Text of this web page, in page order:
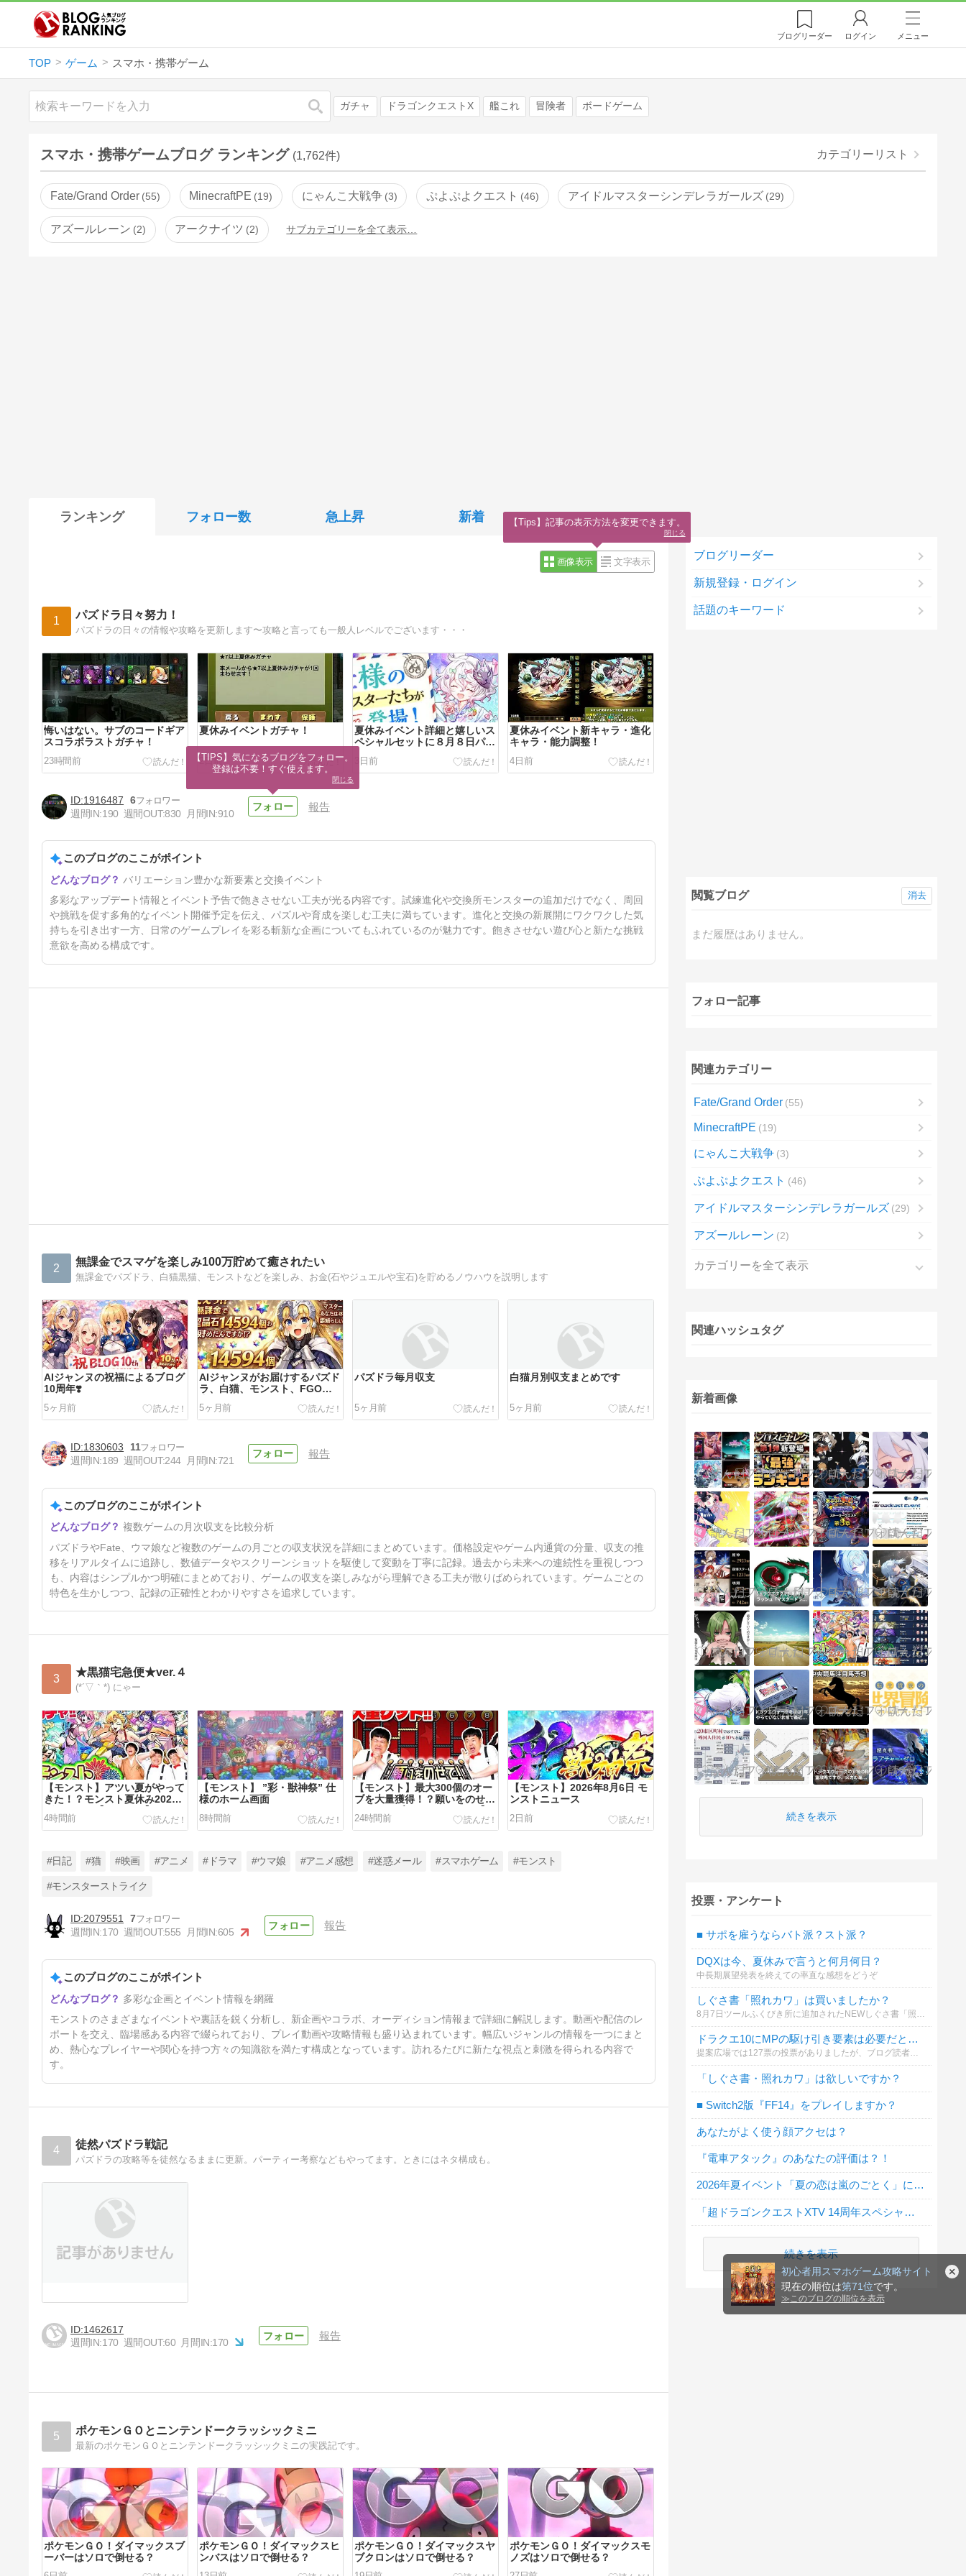
初心者用スマホゲーム攻略サイト
現在の順位は第71位です。
≫ このブログの順位を表示
ブログリーダー ログイン メニュー
TOP ゲーム スマホ・携帯ゲーム
検索 ガチャ ドラゴンクエストX 艦これ 冒険者 ボードゲーム
スマホ・携帯ゲームブログ ランキング (1,762件) カテゴリーリスト
Fate/Grand Order 55 MinecraftPE 19 にゃんこ大戦争 3 ぷよぷよクエスト 46 アイドルマスターシンデレラガールズ 29
アズールレーン 2 アークナイツ 2 サブカテゴリーを全て表示…
ランキング フォロー数 急上昇 新着
画像表示 文字表示
1 パズドラ日々努力！
パズドラの日々の情報や攻略を更新します〜攻略と言っても一般人レベルでございます・・・
悔いはない。サブのコードギア
スコラボラストガチャ！
23時間前
夏休みイベントガチャ！
2日前
夏休みイベント詳細と嬉しいス
ペシャルセットに８月８日パズ
3日前
夏休みイベント新キャラ・進化
キャラ・能力調整！
4日前
真夏の＋限界突破コロシアム！
最初にチャレンジしたの
5日前
1916487
6
週間IN:190 週間OUT:830 月間IN:910
報告
このブログのここがポイント
バリエーション豊かな新要素と交換イベント
多彩なアップデート情報とイベント予告で飽きさせない工夫が光る内容です。試練進化や交換所モンスターの追加だけでなく、周回
や挑戦を促す多角的なイベント開催予定を伝え、パズルや育成を楽しむ工夫に満ちています。進化と交換の新展開にワクワクした気
持ちを引き出す一方、日常のゲームプレイを彩る斬新な企画についてもふれているのが魅力です。飽きさせない遊び心と新たな挑戦
意欲を高める構成です。
2 無課金でスマゲを楽しみ100万貯めて癒されたい
無課金でパズドラ、白猫黒猫、モンストなどを楽しみ、お金(石やジュエルや宝石)を貯めるノウハウを説明します
AIジャンヌの祝福によるブログ
10周年❣️
5ヶ月前
AIジャンヌがお届けするパズド
ラ、白猫、モンスト、FGO収
5ヶ月前
パズドラ毎月収支
5ヶ月前
白猫月別収支まとめです
5ヶ月前
モンスト月別収支です
5ヶ月前
1830603
11
週間IN:189 週間OUT:244 月間IN:721
報告
このブログのここがポイント
複数ゲームの月次収支を比較分析
パズドラやFate、ウマ娘など複数のゲームの月ごとの収支状況を詳細にまとめています。価格設定やゲーム内通貨の分量、収支の推
移をリアルタイムに追跡し、数値データやスクリーンショットを駆使して変動を丁寧に記録。過去から未来への連続性を重視しつつ
も、内容はシンプルかつ明確にまとめており、ゲームの収支を楽しみながら理解できる工夫が散りばめられています。ゲームごとの
特色を生かしつつ、記録の正確性とわかりやすさを追求しています。
3 ★黒猫宅急便★ver.４
(*´▽｀*) にゃー
【モンスト】アツい夏がやって
きた！？モンスト夏休み2026
ガチャ！！【たちアカ】
4時間前
【モンスト】 ”彩・獣神祭” 仕
様のホーム画面
8時間前
【モンスト】最大300個のオー
ブを大量獲得！？願いをのせ
て！オーブあみだくじ！！【た
ちアカ】
24時間前
【モンスト】2026年8月6日 モ
ンストニュース
2日前
【モンスト】な〜んか轟絶くる
とマムがやらされてんだけど。
#日記 #猫 #映画 #アニメ #ドラマ #ウマ娘 #アニメ感想 #迷惑メール #スマホゲーム #モンスト
#モンスターストライク
2079551
7
週間IN:170 週間OUT:555 月間IN:605
報告
このブログのここがポイント
多彩な企画とイベント情報を網羅
モンストのさまざまなイベントや裏話を鋭く分析し、新企画やコラボ、オーディション情報まで詳細に解説します。動画や配信のレ
ポートを交え、臨場感ある内容で綴られており、プレイ動画や攻略情報も盛り込まれています。幅広いジャンルの情報を一つにまと
め、熱心なプレイヤーや関心を持つ方々の知識欲を満たす構成となっています。訪れるたびに新たな視点と刺激を得られる内容で
す。
4 徒然パズドラ戦記
パズドラの攻略等を徒然なるままに更新。パーティー考察などもやってます。ときにはネタ構成も。
1462617
週間IN:170 週間OUT:60 月間IN:170
報告
5 ポケモンＧＯとニンテンドークラッシックミニ
最新のポケモンＧＯとニンテンドークラッシックミニの実践記です。
ポケモンＧＯ！ダイマックスブ
ーバーはソロで倒せる？
ポケモンＧＯ！ダイマックスヒ
ンバスはソロで倒せる？
ポケモンＧＯ！ダイマックスヤ
ブクロンはソロで倒せる？
ポケモンＧＯ！ダイマックスモ
ノズはソロで倒せる？
ブログリーダー
新規登録・ログイン
話題のキーワード
閲覧ブログ
まだ履歴はありません。
消去
フォロー記事
関連カテゴリー
Fate/Grand Order 55
MinecraftPE 19
にゃんこ大戦争 3
ぷよぷよクエスト 46
アイドルマスターシンデレラガールズ 29
アズールレーン 2
カテゴリーを全て表示
関連ハッシュタグ
新着画像
続きを表示
投票・アンケート
■ サポを雇うならバト派？スト派？
DQXは今、夏休みで言うと何月何日？
中長期展望発表を終えての率直な感想をどうぞ
しぐさ書「照れカワ」は買いましたか？
8月7日ツールふくびき所に追加されたNEWしぐさ書「照れカワ」
ドラクエ10にMPの駆け引き要素は必要だと思いますか？
提案広場では127票の投票がありましたが、ブログ読者のみなさんの本音も知りたいと思い、アンケートを作りました！
「しぐさ書・照れカワ」は欲しいですか？
■ Switch2版『FF14』をプレイしますか？
あなたがよく使う顔アクセは？
『電車アタック』のあなたの評価は？！
2026年夏イベント「夏の恋は嵐のごとく」に行きましたか？
「超ドラゴンクエストXTV 14周年スペシャル」地震による延期について
続きを表示
【TIPS】気になるブログをフォロー。
登録は不要！すぐ使えます。
閉じる
【Tips】記事の表示方法を変更できます。
閉じる